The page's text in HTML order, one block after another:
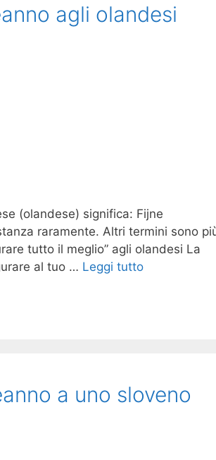
agli olandesi
(olandese) significa: Fijne
raramente. Altri termini sono
tutto il meglio” agli olandesi La
al tuo … Leggi tutto
a uno sloveno